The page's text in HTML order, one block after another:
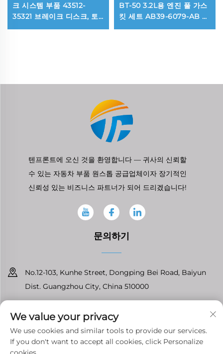
크 시스템 부품 43512-
35321 브레이크 디스크, 토
요타 FJ 크루저 / 랜드 크루
BT-50 3.2L용 엔진 풀 가스
킷 세트 AB39-6079-AB 오
버홀 씰 가스킷 키트
텐프론트에 오신 것을 환영합니다 — 귀사의 신뢰할
수 있는 자동차 부품 원스톱 공급업체이자 장기적인
신뢰성 있는 비즈니스 파트너가 되어 드리겠습니다!
문의하기
No.12-103, Kunhe Street, Dongping Bei Road, Baiyun
Dist. Guangzhou City, China 510000
[email protected]
We value your privacy
We use cookies and similar tools to provide our services.
If you don't want to accept all cookies, click Personalize